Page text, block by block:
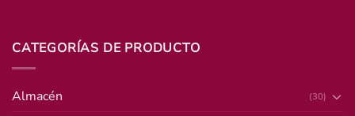
CATEGORÍAS DE PRODUCTO
Almacén (30)